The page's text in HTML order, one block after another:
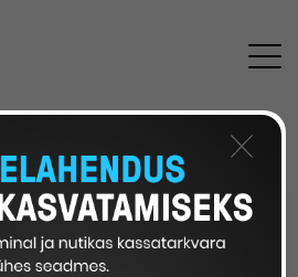
mis maksavad ettevõttele
×